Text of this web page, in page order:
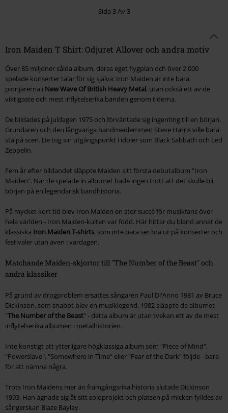
Sida 3 Av 3
Iron Maiden T Shirt: Odjuret Allover och andra motiv
Över 85 miljoner sålda album, deras eget flygplan och över 2 000
spelade konserter talar för sig själva: Iron Maiden är inte bara
pionjärerna i New Wave Of British Heavy Metal, utan också ett av de
viktigaste och mest inflytelserika banden genom tiderna.
De bildades på juldagen 1975 och förväntade sig ingenting till en början.
Grundaren och den långvariga bandmedlemmen Steve Harris ville bara
stå på scen. De tog sin utgångspunkt i idoler som Black Sabbath och Led
Zeppelin.
Fem år efter bildandet släppte Maiden sitt första debutalbum "Iron
Maiden". När de spelade in albumet hade ingen trott att det skulle bli
början på en legendarisk bandhistoria.
På mycket kort tid blev Iron Maiden en stor succé för musikfans över
hela världen - Iron Maiden-kulten var född. Här hittar du bland annat de
klassiska Iron Maiden T-shirts, som inte bara ser bra ut på konserter och
festivaler utan även i vardagen.
Matchande Maiden-skjortor till "The Number of the Beast" och
andra klassiker
På grund av drogproblem ersattes sångaren Paul Di'Anno 1981 av Bruce
Dickinson, som snabbt blev en musiklegend. 1982 släppte de albumet
"The Number of the Beast" - detta album är utan tvekan ett av de mest
inflytelserika albumen i metalhistorien.
Inte konstigt att ytterligare högklassiga album som "Piece of Mind",
"Powerslave", "Somewhere in Time" eller "Fear of the Dark" följde - bara
för att nämna några.
.
Trots Iron Maidens mer än framgångsrika historia slutade Dickinson
1993. Han ägnade sig åt sitt soloprojekt och platsen på micken fylldes av
sångerskan Blaze Bayley.